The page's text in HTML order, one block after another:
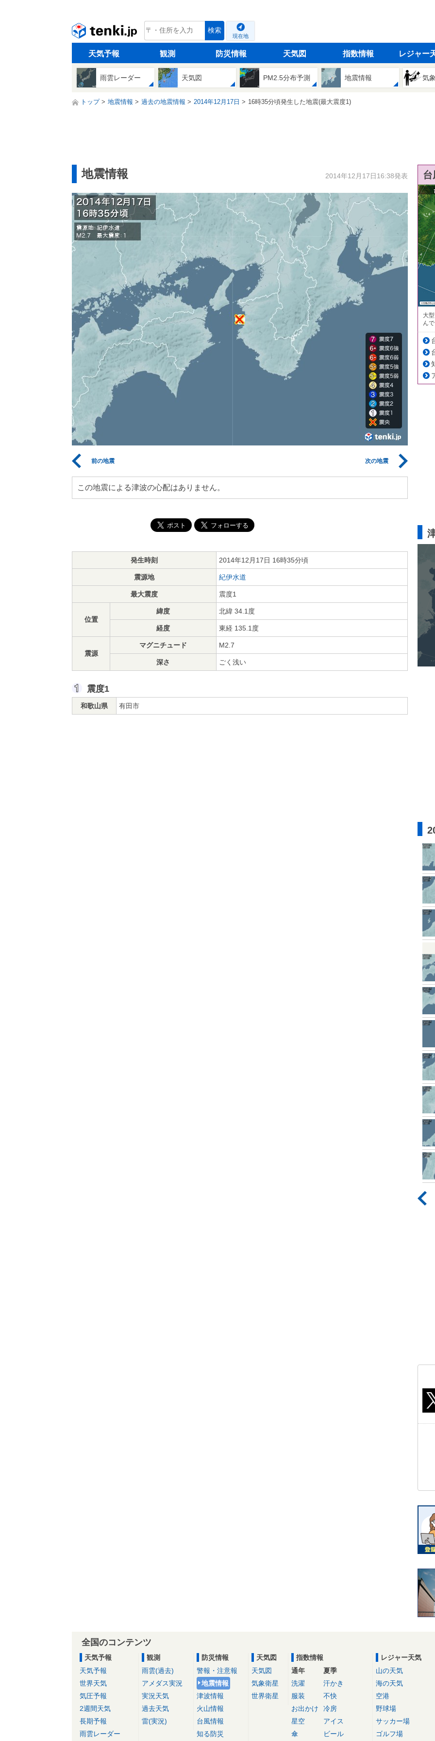
tenki.jp 検索
現在地
天気予報 観測 防災情報 天気図 指数情報 レジャー
雨雲レーダー 天気図 PM2.5分布予測 地震情報 気
トップ 地震情報 過去の地震情報 2014年12月17日 16時35分頃発生した地震(最大震度1)
地震情報 2014年12月17日16:38発表
前の地震 次の地震
この地震による津波の心配はありません。
発生時刻 2014年12月17日 16時35分頃
震源地 紀伊水道
最大震度 震度1
位置
緯度 北緯 34.1度
経度 東経 135.1度
震源
マグニチュード M2.7
深さ ごく浅い
震度1
和歌山県 有田市
大
ん
全国のコンテンツ
天気予報
天気予報
世界天気
気圧予報
2週間天気
長期予報
雨雲レーダー
観測
雨雲(過去)
アメダス実況
実況天気
過去天気
雷(実況)
防災情報
警報・注意報
地震情報
津波情報
火山情報
台風情報
知る防災
天気図
天気図
気象衛星
世界衛星
指数情報
通年
洗濯
服装
お出かけ
星空
傘
夏季
汗かき
不快
冷房
アイス
ビール
レジャー天気
山の天気
海の天気
空港
野球場
サッカー場
ゴルフ場